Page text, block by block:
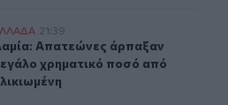
μεγάλο χρηματικό ποσό
21:39
Απατεώνες άρπαξαν μεγάλο
Απατεώνες άρπαξαν
χρηματικό ποσό από